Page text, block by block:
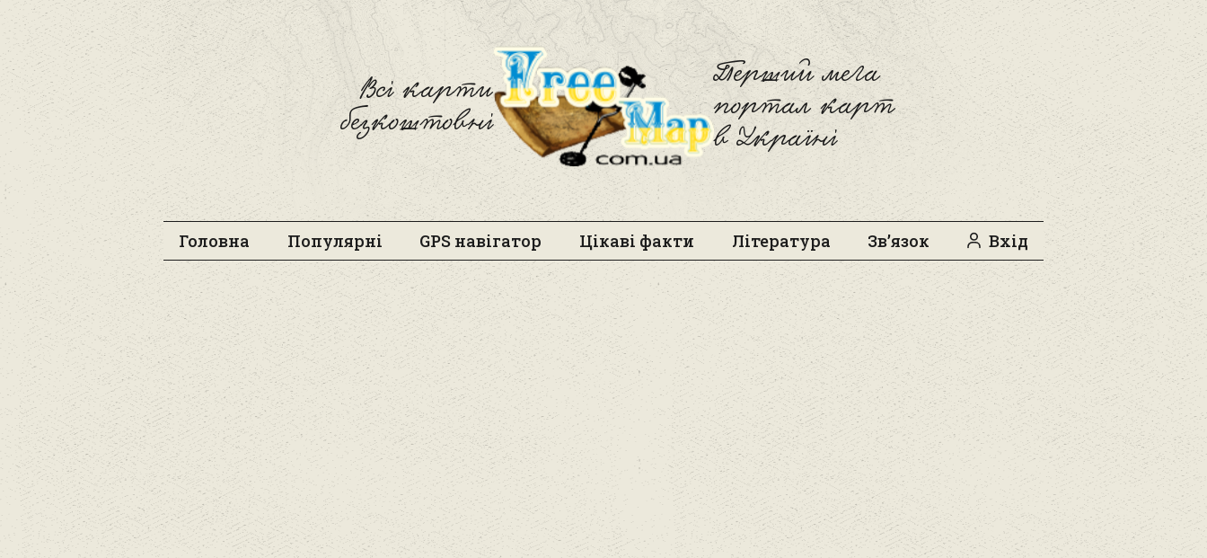
Всі карти
безкоштовні
Freemap
Перший мега
портал карт
в Україні
Головна Популярні GPS навігатор Цікаві факти Література Зв’язок Вхід